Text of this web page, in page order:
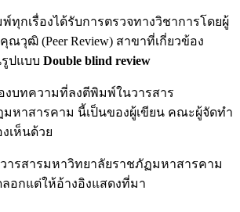
ทุกเรื่องได้รับการตรวจทางวิชาการโดยผู้
ณวุฒิ (Peer Review) สาขาที่เกี่ยวข้อง
ปแบบ Double blind review
งบทความที่ลงตีพิมพ์ในวารสาร
หาสารคาม นี้เป็นของผู้เขียน คณะผู้จัดทำ
เห็นด้วย
ารสารมหาวิทยาลัยราชภัฏมหาสารคาม
อกแต่ให้อ้างอิงแสดงที่มา